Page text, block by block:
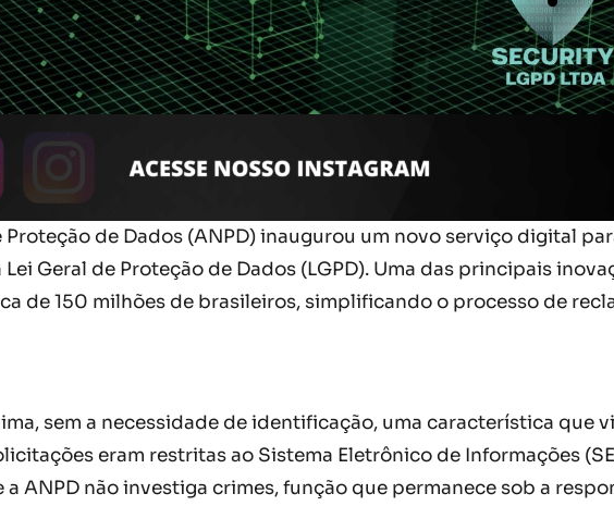
de Dados (ANPD) inaugurou um novo serviço digital
Geral de Proteção de Dados (LGPD). Uma das principais
de 150 milhões de brasileiros, simplificando o processo de
sem a necessidade de identificação, uma característica que
eram restritas ao Sistema Eletrônico de Informações
ANPD não investiga crimes, função que permanece sob a